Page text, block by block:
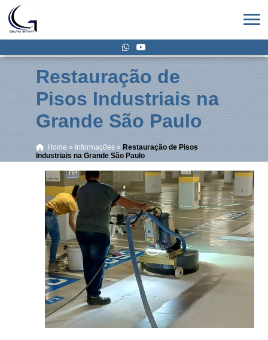
Restauração de
Pisos Industriais na
Grande São Paulo
Home » Informações » Restauração de Pisos
Industriais na Grande São Paulo